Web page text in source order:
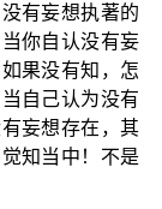
有妄想执著的
你自认没有妄
果没有知，怎
自己认为没有
妄想存在，其
知当中！不是